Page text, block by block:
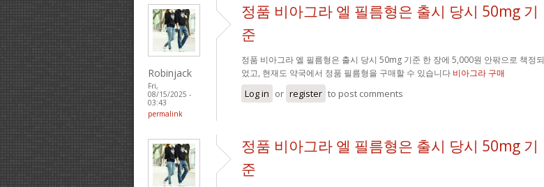
Robinjack
Fri,
08/15/2025 -
03:43
permalink
정품 비아그라 엘 필름형은 출시 당시 50mg 기
준
정품 비아그라 엘 필름형은 출시 당시 50mg 기준 한 장에 5,000원 안팎으로 책정되
었고, 현재도 약국에서 정품 필름형을 구매할 수 있습니다 비아그라 구매
Log in or register to post comments
정품 비아그라 엘 필름형은 출시 당시 50mg 기
준